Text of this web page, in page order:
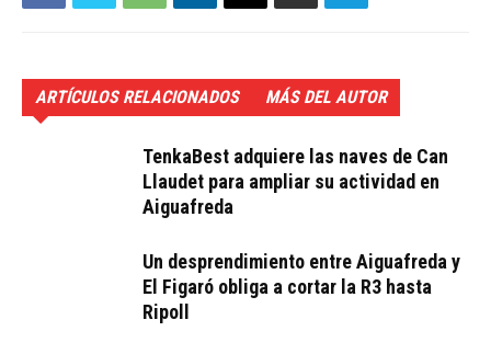
ARTÍCULOS RELACIONADOS MÁS DEL AUTOR
TenkaBest adquiere las naves de Can
Llaudet para ampliar su actividad en
Aiguafreda
Un desprendimiento entre Aiguafreda y
El Figaró obliga a cortar la R3 hasta
Ripoll